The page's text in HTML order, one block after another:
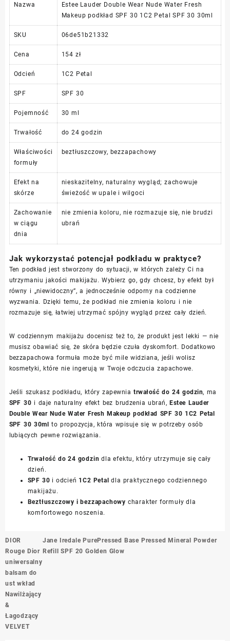
Nazwa
Estee Lauder Double Wear Nude Water Fresh
Makeup podkład SPF 30 1C2 Petal SPF 30 30ml
SKU 06de51b21332
Cena 154 zł
Odcień 1C2 Petal
SPF SPF 30
Pojemność 30 ml
Trwałość do 24 godzin
Właściwości
formuły
beztłuszczowy, bezzapachowy
Efekt na
skórze
nieskazitelny, naturalny wygląd; zachowuje
świeżość w upale i wilgoci
Zachowanie
w ciągu
dnia
nie zmienia koloru, nie rozmazuje się, nie brudzi
ubrań
Jak wykorzystać potencjał podkładu w praktyce?
Ten podkład jest stworzony do sytuacji, w których zależy Ci na
utrzymaniu jakości makijażu. Wybierz go, gdy chcesz, by efekt był
równy i „niewidoczny”, a jednocześnie odporny na codzienne
wyzwania. Dzięki temu, że podkład nie zmienia koloru i nie
rozmazuje się, łatwiej utrzymać spójny wygląd przez cały dzień.
W codziennym makijażu docenisz też to, że produkt jest lekki — nie
musisz obawiać się, że skóra będzie czuła dyskomfort. Dodatkowo
bezzapachowa formuła może być mile widziana, jeśli wolisz
kosmetyki, które nie ingerują w Twoje odczucia zapachowe.
Jeśli szukasz podkładu, który zapewniatrwałość do 24 godzin, ma
SPF 30i daje naturalny efekt bez brudzenia ubrań,Estee Lauder
Double Wear Nude Water Fresh Makeup podkład SPF 30 1C2 Petal
SPF 30 30mlto propozycja, która wpisuje się w potrzeby osób
lubiących pewne rozwiązania.
Trwałość do 24 godzin dla efektu, który utrzymuje się cały
dzień.
SPF 30 i odcień 1C2 Petal dla praktycznego codziennego
makijażu.
Beztłuszczowy i bezzapachowy charakter formuły dla
komfortowego noszenia.
Nawigacja
wpisu
DIOR
Rouge Dior
uniwersalny
balsam do
ust wkład
Nawilżający
&
Łagodzący
VELVET
Jane Iredale PurePressed Base Pressed Mineral Powder
Refill SPF 20 Golden Glow